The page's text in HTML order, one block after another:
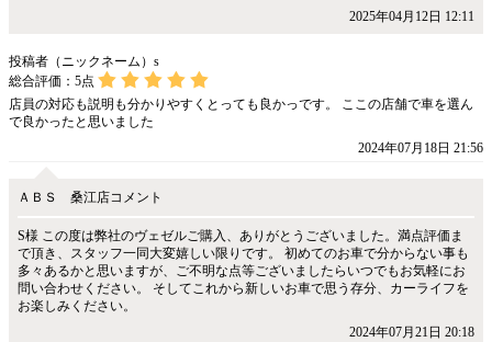
2025年04月12日 12:11
投稿者（ニックネーム）s
総合評価： 5点
店員の対応も説明も分かりやすくとっても良かっです。 ここの店舗で車を選ん
で良かったと思いました
2024年07月18日 21:56
ＡＢＳ 桑江店コメント
S様 この度は弊社のヴェゼルご購入、ありがとうございました。満点評価ま
で頂き、スタッフ一同大変嬉しい限りです。 初めてのお車で分からない事も
多々あるかと思いますが、ご不明な点等ございましたらいつでもお気軽にお
問い合わせください。 そしてこれから新しいお車で思う存分、カーライフを
お楽しみください。
2024年07月21日 20:18